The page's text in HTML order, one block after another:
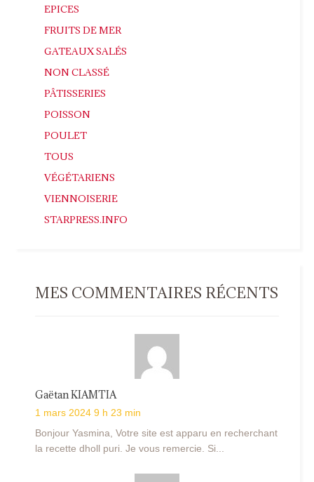
EPICES
FRUITS DE MER
GATEAUX SALÉS
NON CLASSÉ
PÂTISSERIES
POISSON
POULET
TOUS
VÉGÉTARIENS
VIENNOISERIE
STARPRESS.INFO
MES COMMENTAIRES RÉCENTS
Gaëtan KIAMTIA
1 mars 2024 9 h 23 min
Bonjour Yasmina, Votre site est apparu en recherchant
la recette dholl puri. Je vous remercie. Si...